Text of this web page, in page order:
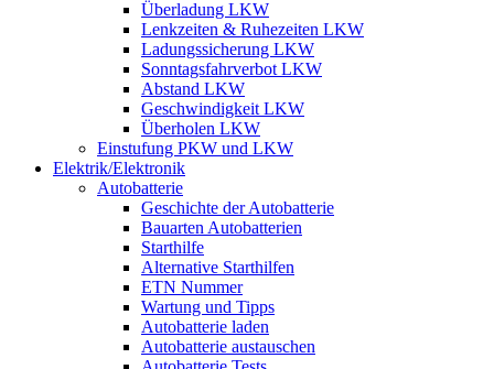
Überladung LKW
Lenkzeiten & Ruhezeiten LKW
Ladungssicherung LKW
Sonntagsfahrverbot LKW
Abstand LKW
Geschwindigkeit LKW
Überholen LKW
Einstufung PKW und LKW
Elektrik/Elektronik
Autobatterie
Geschichte der Autobatterie
Bauarten Autobatterien
Starthilfe
Alternative Starthilfen
ETN Nummer
Wartung und Tipps
Autobatterie laden
Autobatterie austauschen